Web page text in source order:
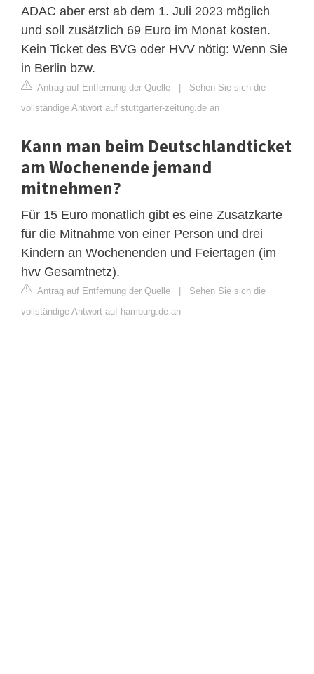
ADAC aber erst ab dem 1. Juli 2023 möglich
und soll zusätzlich 69 Euro im Monat kosten.
Kein Ticket des BVG oder HVV nötig: Wenn Sie
in Berlin bzw.
Antrag auf Entfernung der Quelle | Sehen Sie sich die
vollständige Antwort auf stuttgarter-zeitung.de an
Kann man beim Deutschlandticket
am Wochenende jemand
mitnehmen?
Für 15 Euro monatlich gibt es eine Zusatzkarte
für die Mitnahme von einer Person und drei
Kindern an Wochenenden und Feiertagen (im
hvv Gesamtnetz).
Antrag auf Entfernung der Quelle | Sehen Sie sich die
vollständige Antwort auf hamburg.de an